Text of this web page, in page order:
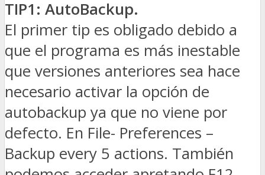
TIP1: AutoBackup.
El primer tip es obligado debido a
que el programa es más inestable
que versiones anteriores sea hace
necesario activar la opción de
autobackup ya que no viene por
defecto. En File- Preferences –
Backup every 5 actions. También